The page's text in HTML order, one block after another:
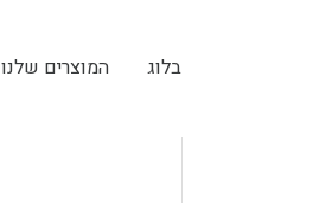
בלוג המוצרים שלנו